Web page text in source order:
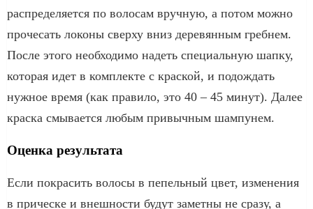
распределяется по волосам вручную, а потом можно
прочесать локоны сверху вниз деревянным гребнем.
После этого необходимо надеть специальную шапку,
которая идет в комплекте с краской, и подождать
нужное время (как правило, это 40 – 45 минут). Далее
краска смывается любым привычным шампунем.
Оценка результата
Если покрасить волосы в пепельный цвет, изменения
в прическе и внешности будут заметны не сразу, а